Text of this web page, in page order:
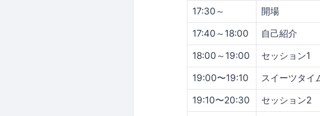
17:30～
開場
17:40～18:00
自己紹介
18:00～19:00
セッション1
19:00〜19:10
スイーツタイ
19:10〜20:30
セッション2